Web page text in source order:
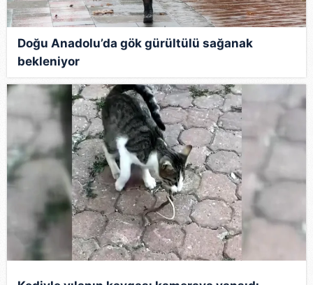
Doğu Anadolu’da gök gürültülü sağanak
bekleniyor